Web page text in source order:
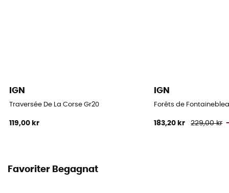
IGN
Traversée De La Corse Gr20
119,00 kr
IGN
Forêts de
183,20 kr 229,00 kr
Favoriter Begagnat